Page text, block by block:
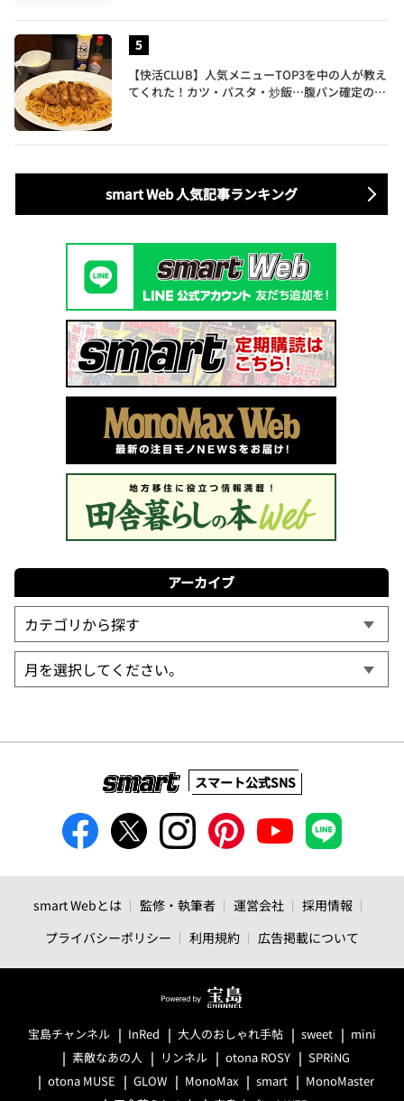
【快活CLUB】人気メニューTOP3を中の人が教え
てくれた！カツ・パスタ・炒飯…腹パン確定のガ
smart Web 人気記事ランキング
アーカイブ
スマート公式SNS
smart Webとは 監修・執筆者 運営会社
採用情報
プライバシーポリシー
利用規約 広告掲載について
宝島チャンネル InRed 大人のおしゃれ手帖 sweet
mini
素敵なあの人
リンネル otona ROSY
SPRiNG
otona MUSE
GLOW MonoMax smart
MonoMaster